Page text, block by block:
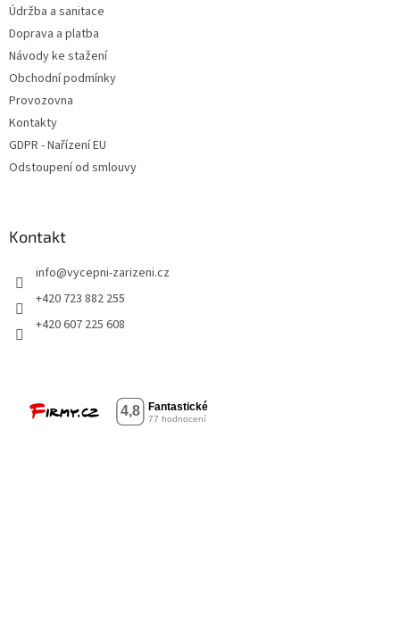
Údržba a sanitace
Doprava a platba
Návody ke stažení
Obchodní podmínky
Provozovna
Kontakty
GDPR - Nařízení EU
Odstoupení od smlouvy
Kontakt
info@vycepni-zarizeni.cz
+420 723 882 255
+420 607 225 608